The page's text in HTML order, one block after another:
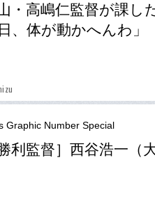
・高嶋仁監督が課し
、体が動かへんわ」
Graphic Number Special
勝利監督］西谷浩一